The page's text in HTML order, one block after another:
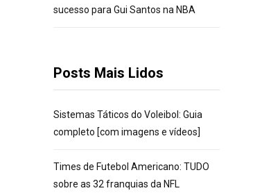
sucesso para Gui Santos na NBA
Posts Mais Lidos
Sistemas Táticos do Voleibol: Guia
completo [com imagens e vídeos]
Times de Futebol Americano: TUDO
sobre as 32 franquias da NFL